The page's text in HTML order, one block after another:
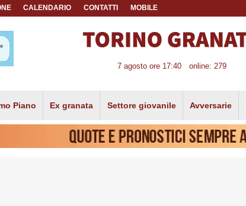
CALENDARIO CONTATTI MOBILE
7 agosto ore 17:40 online: 279
Piano Ex granata Settore giovanile Avversarie